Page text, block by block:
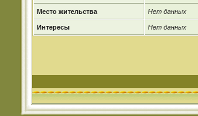
Место жительства Нет данных
Интересы Нет данных